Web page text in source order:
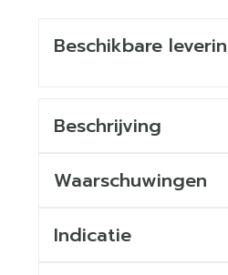
Beschikbare
Beschrijving
Helpt de haargroei te
Waarschuwingen
Indicatie